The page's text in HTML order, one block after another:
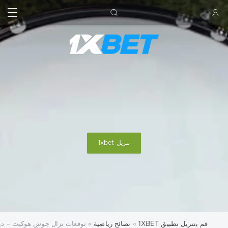
بحث
تنزيل 1xbet
قم بتنزيل تطبيق 1XBET » نصائح رياضية » توقعات نزال جوش هوكيت –